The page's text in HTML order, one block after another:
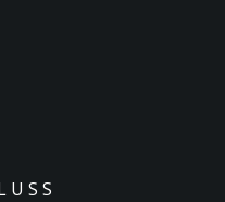
U S S